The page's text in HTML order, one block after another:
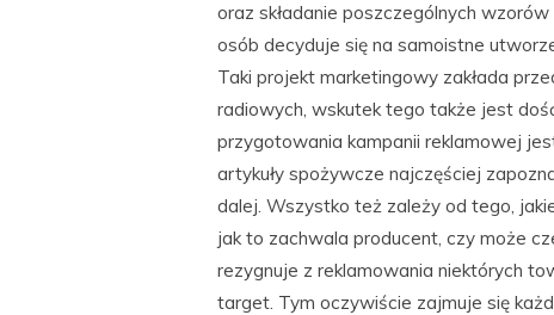
oraz składanie poszczególnych
osób decyduje się na samoistne
Taki projekt marketingowy zakłada
radiowych, wskutek tego także jest
przygotowania kampanii reklamowej
artykuły spożywcze najczęściej
dalej. Wszystko też zależy od tego,
jak to zachwala producent, czy może
rezygnuje z reklamowania niektórych
target. Tym oczywiście zajmuje się